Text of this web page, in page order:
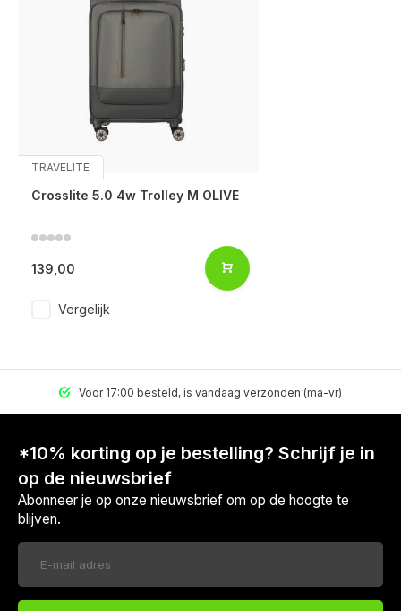
TRAVELITE
Crosslite 5.0 4w Trolley M OLIVE
139,00
Vergelijk
Voor 17:00 besteld, is vandaag verzonden (ma-vr)
*10% korting op je bestelling? Schrijf je in
op de nieuwsbrief
Abonneer je op onze nieuwsbrief om op de hoogte te
blijven.